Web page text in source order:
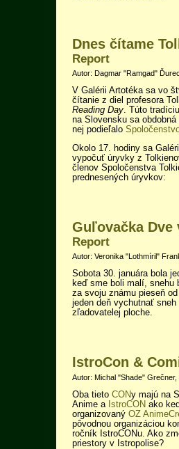
Dnes čítame
Report
Autor: Dagmar "Ramgad"
V Galérii Artotéka sa vo
čítanie z diel profesora
Reading Day. Túto
na Slovensku sa
nej podieľalo
Okolo 17. hodiny sa
vypočuť úryvky z
členov Spoločenstva
prednesených úryvkov:
Guľovačka Dve
Report
Autor: Veronika "Lothmíril"
Sobota 30. januára bola
keď sme boli malí, snehu
za svoju známu pieseň
jeden deň vychutnať
zľadovatelej ploche.
IstroCon &
Autor: Michal "Shade"
Oba tieto CONy majú na
Anime a IstroCON ako
organizovaný OZ
pôvodnou organizáciou
ročník IstroCONu. Ako
priestory v Istropolise?